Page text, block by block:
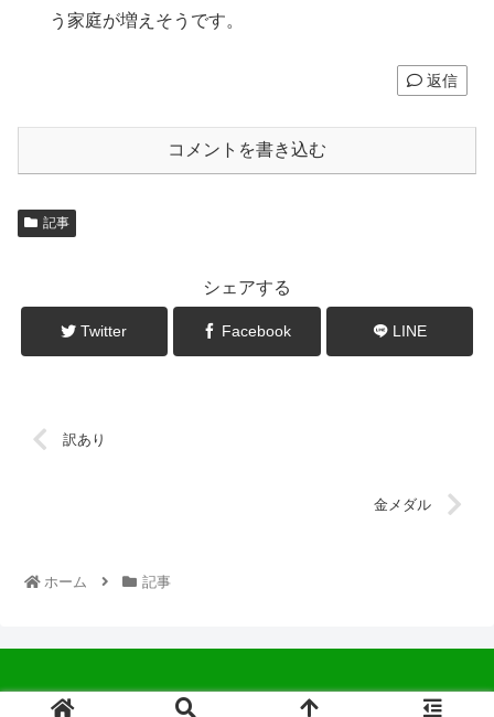
う家庭が増えそうです。
返信
コメントを書き込む
記事
シェアする
Twitter Facebook LINE
訳あり
金メダル
ホーム 記事